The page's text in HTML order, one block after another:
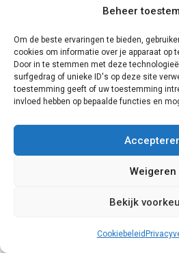
Beheer
Om de beste ervaringen te bieden,
cookies om informatie over je apparaat op
Door in te stemmen met deze
surfgedrag of unieke ID's op deze site
toestemming geeft of uw toestemming
invloed hebben op bepaalde functies en
Weigeren
Bekijk
Cookiebeleid
Een andere specialist op
fabrikant is duurzaamheid
alles mogelijk in design,